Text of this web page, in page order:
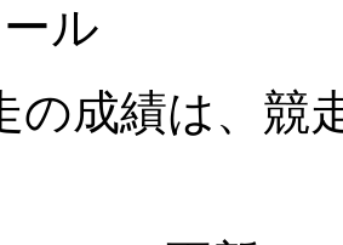
ル
の成績は、競